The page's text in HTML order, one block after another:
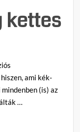
kettes
ami kék-
(is) az
…